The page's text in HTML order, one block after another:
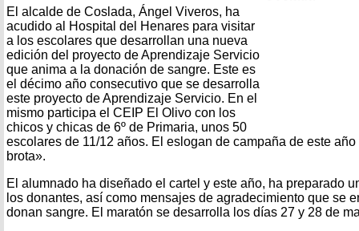
El alcalde de Coslada, Ángel Viveros, ha
acudido al Hospital del Henares para visitar
a los escolares que desarrollan una nueva
edición del proyecto de Aprendizaje Servicio
que anima a la donación de sangre. Este es
el décimo año consecutivo que se desarrolla
este proyecto de Aprendizaje Servicio. En el
mismo participa el CEIP El Olivo con los
chicos y chicas de 6º de Primaria, unos 50
escolares de 11/12 años. El eslogan de campaña de este
brota».
El alumnado ha diseñado el cartel y este año, ha preparado
los donantes, así como mensajes de agradecimiento que se
donan sangre. El maratón se desarrolla los días 27 y 28 de